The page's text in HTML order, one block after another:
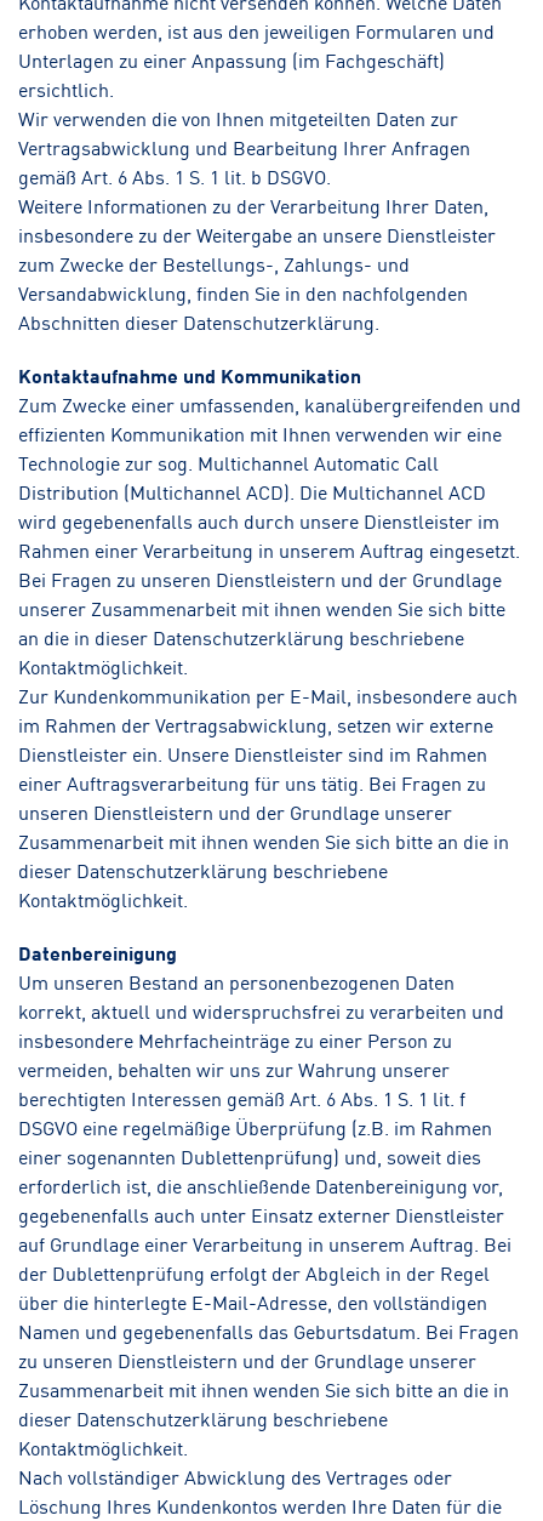
erhoben werden, ist aus den jeweiligen Formularen und
Unterlagen zu einer Anpassung (im Fachgeschäft)
ersichtlich.
Wir verwenden die von Ihnen mitgeteilten Daten zur
Vertragsabwicklung und Bearbeitung Ihrer Anfragen
gemäß Art. 6 Abs. 1 S. 1 lit. b DSGVO.
Weitere Informationen zu der Verarbeitung Ihrer Daten,
insbesondere zu der Weitergabe an unsere Dienstleister
zum Zwecke der Bestellungs-, Zahlungs- und
Versandabwicklung, finden Sie in den nachfolgenden
Abschnitten dieser Datenschutzerklärung.
Kontaktaufnahme und Kommunikation
Zum Zwecke einer umfassenden, kanalübergreifenden und
effizienten Kommunikation mit Ihnen verwenden wir eine
Technologie zur sog. Multichannel Automatic Call
Distribution (Multichannel ACD). Die Multichannel ACD
wird gegebenenfalls auch durch unsere Dienstleister im
Rahmen einer Verarbeitung in unserem Auftrag eingesetzt.
Bei Fragen zu unseren Dienstleistern und der Grundlage
unserer Zusammenarbeit mit ihnen wenden Sie sich bitte
an die in dieser Datenschutzerklärung beschriebene
Kontaktmöglichkeit.
Zur Kundenkommunikation per E-Mail, insbesondere auch
im Rahmen der Vertragsabwicklung, setzen wir externe
Dienstleister ein. Unsere Dienstleister sind im Rahmen
einer Auftragsverarbeitung für uns tätig. Bei Fragen zu
unseren Dienstleistern und der Grundlage unserer
Zusammenarbeit mit ihnen wenden Sie sich bitte an die in
dieser Datenschutzerklärung beschriebene
Kontaktmöglichkeit.
Datenbereinigung
Um unseren Bestand an personenbezogenen Daten
korrekt, aktuell und widerspruchsfrei zu verarbeiten und
insbesondere Mehrfacheinträge zu einer Person zu
vermeiden, behalten wir uns zur Wahrung unserer
berechtigten Interessen gemäß Art. 6 Abs. 1 S. 1 lit. f
DSGVO eine regelmäßige Überprüfung (z.B. im Rahmen
einer sogenannten Dublettenprüfung) und, soweit dies
erforderlich ist, die anschließende Datenbereinigung vor,
gegebenenfalls auch unter Einsatz externer Dienstleister
auf Grundlage einer Verarbeitung in unserem Auftrag. Bei
der Dublettenprüfung erfolgt der Abgleich in der Regel
über die hinterlegte E-Mail-Adresse, den vollständigen
Namen und gegebenenfalls das Geburtsdatum. Bei Fragen
zu unseren Dienstleistern und der Grundlage unserer
Zusammenarbeit mit ihnen wenden Sie sich bitte an die in
dieser Datenschutzerklärung beschriebene
Kontaktmöglichkeit.
Nach vollständiger Abwicklung des Vertrages oder
Löschung Ihres Kundenkontos werden Ihre Daten für die